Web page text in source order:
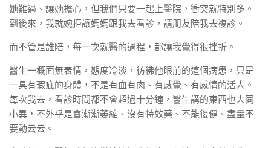
她難過、讓她擔心，但我們只要一起上醫院，衝突就特別多。
到後來，我就婉拒讓媽媽跟我去看診，請朋友陪我去複診。
而不管是誰陪，每一次就醫的過程，都讓我覺得很挫折。
醫生一概面無表情，態度冷淡，彷彿他眼前的這個病患，只是
一具有瑕疵的身體，不是有血有肉、有感覺、有感情的活人。
每次我去，看診時間都不會超過十分鐘，醫生講的東西也大同
小異，不外乎是會漸漸萎縮、沒有特效藥、不能復健、盡量不
要動云云。